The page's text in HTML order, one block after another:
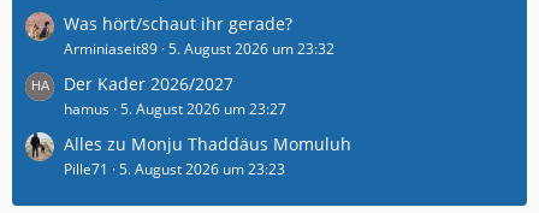
Was hört/schaut ihr gerade?
Arminiaseit89 5. August 2026 um 23:32
Der Kader 2026/2027
hamus 5. August 2026 um 23:27
Alles zu Monju Thaddäus Momuluh
Pille71 5. August 2026 um 23:23